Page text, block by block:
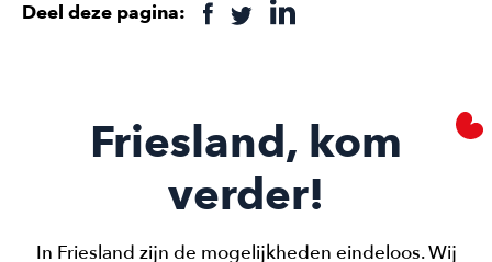
Deel deze pagina:
Friesland, kom
verder!
In Friesland zijn de mogelijkheden eindeloos. Wij